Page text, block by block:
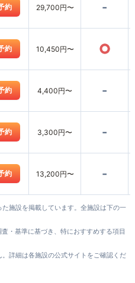
約 29,700円〜 -
約 10,450円〜 ○
約 4,400円〜 -
約 3,300円〜 -
約 13,200円〜 -
施設を掲載しています。全施設は下の一
・基準に基づき、特におすすめする項目
詳細は各施設の公式サイトをご確認くだ